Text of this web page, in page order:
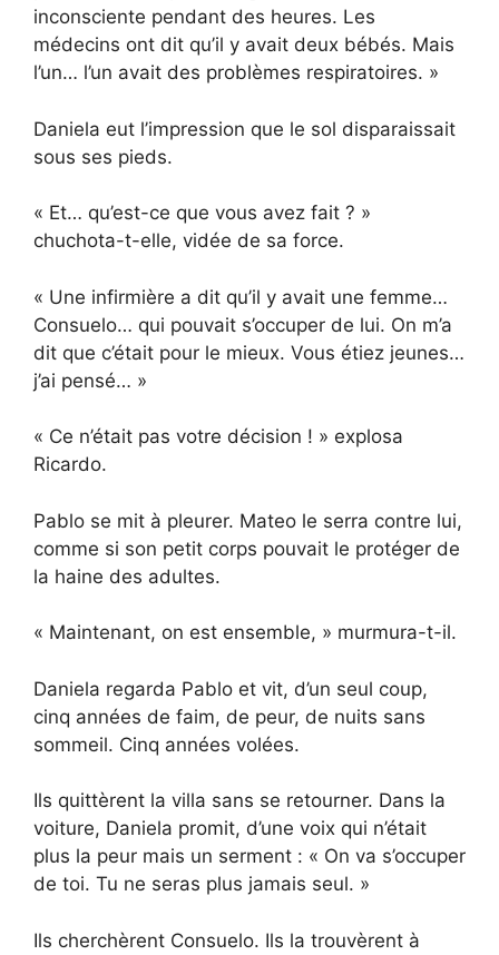
inconsciente pendant des heures. Les
médecins ont dit qu’il y avait deux bébés. Mais
l’un… l’un avait des problèmes respiratoires. »
Daniela eut l’impression que le sol disparaissait
sous ses pieds.
« Et… qu’est-ce que vous avez fait ? »
chuchota-t-elle, vidée de sa force.
« Une infirmière a dit qu’il y avait une femme…
Consuelo… qui pouvait s’occuper de lui. On m’a
dit que c’était pour le mieux. Vous étiez jeunes…
j’ai pensé… »
« Ce n’était pas votre décision ! » explosa
Ricardo.
Pablo se mit à pleurer. Mateo le serra contre lui,
comme si son petit corps pouvait le protéger de
la haine des adultes.
« Maintenant, on est ensemble, » murmura-t-il.
Daniela regarda Pablo et vit, d’un seul coup,
cinq années de faim, de peur, de nuits sans
sommeil. Cinq années volées.
Ils quittèrent la villa sans se retourner. Dans la
voiture, Daniela promit, d’une voix qui n’était
plus la peur mais un serment : « On va s’occuper
de toi. Tu ne seras plus jamais seul. »
Ils cherchèrent Consuelo. Ils la trouvèrent à